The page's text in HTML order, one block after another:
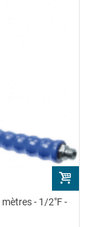
- 1/2"F -